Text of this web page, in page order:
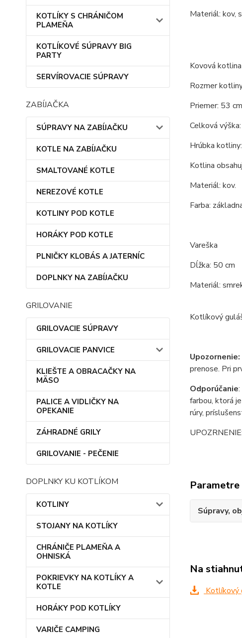
KOTLÍKY S CHRÁNIČOM
PLAMEŇA
KOTLÍKOVÉ SÚPRAVY BIG
PARTY
SERVÍROVACIE SÚPRAVY
ZABÍJAČKA
SÚPRAVY NA ZABÍJAČKU
KOTLE NA ZABÍJAČKU
SMALTOVANÉ KOTLE
NEREZOVÉ KOTLE
KOTLINY POD KOTLE
HORÁKY POD KOTLE
PLNIČKY KLOBÁS A JATERNÍC
DOPLNKY NA ZABÍJAČKU
GRILOVANIE
GRILOVACIE SÚPRAVY
GRILOVACIE PANVICE
KLIEŠTE A OBRACAČKY NA
MÄSO
PALICE A VIDLIČKY NA
OPEKANIE
ZÁHRADNÉ GRILY
GRILOVANIE - PEČENIE
DOPLNKY KU KOTLÍKOM
KOTLINY
STOJANY NA KOTLÍKY
CHRÁNIČE PLAMEŇA A
OHNISKÁ
POKRIEVKY NA KOTLÍKY A
KOTLE
HORÁKY POD KOTLÍKY
VARIČE CAMPING
Materiál: kov,
Kovová
Rozmer
Priemer: 53
Celková
Hrúbka
Kotlina
Materiál: kov.
Farba:
Vareška
Dĺžka: 50 cm
Materiál:
Kotlíkový
Upozornenie:
prenose. Pri
Odporúčanie
farbou, ktorá
rúry,
Parametre
Súpravy,
Na
Kotlíkový